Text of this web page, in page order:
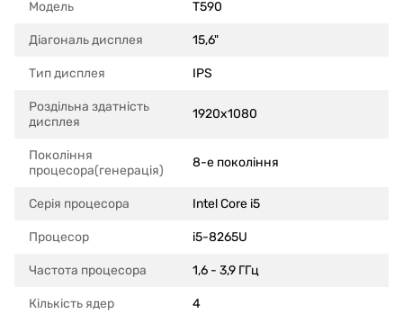
Модель T590
Діагональ дисплея 15,6"
Тип дисплея IPS
Роздільна здатність
дисплея
1920x1080
Покоління
процесора(генерація)
8-е покоління
Серія процесора Intel Core i5
Процесор i5-8265U
Частота процесора 1,6 - 3,9 ГГц
Кількість ядер 4